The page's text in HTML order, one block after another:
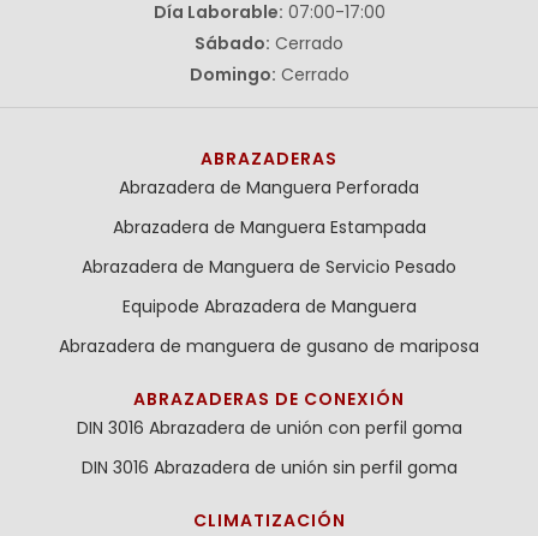
Día Laborable: 07:00-17:00
Sábado: Cerrado
Domingo: Cerrado
ABRAZADERAS
Abrazadera de Manguera Perforada
Abrazadera de Manguera Estampada
Abrazadera de Manguera de Servicio Pesado
Equipode Abrazadera de Manguera
Abrazadera de manguera de gusano de mariposa
ABRAZADERAS DE CONEXIÓN
DIN 3016 Abrazadera de unión con perfil goma
DIN 3016 Abrazadera de unión sin perfil goma
CLIMATIZACIÓN